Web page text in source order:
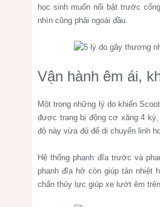
học sinh muốn nổi bật trước
nhìn cũng phải ngoái đầu.
Vận hành êm ái,
Một trong những lý do khiến
được trang bị động cơ xăng 4
độ này vừa đủ để di chuyển linh
Hệ thống phanh đĩa trước và
phanh đĩa hở còn giúp tản nhiệt
chấn thủy lực giúp xe lướt êm